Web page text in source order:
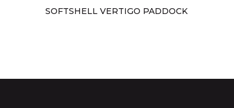
SOFTSHELL VERTIGO PADDOCK